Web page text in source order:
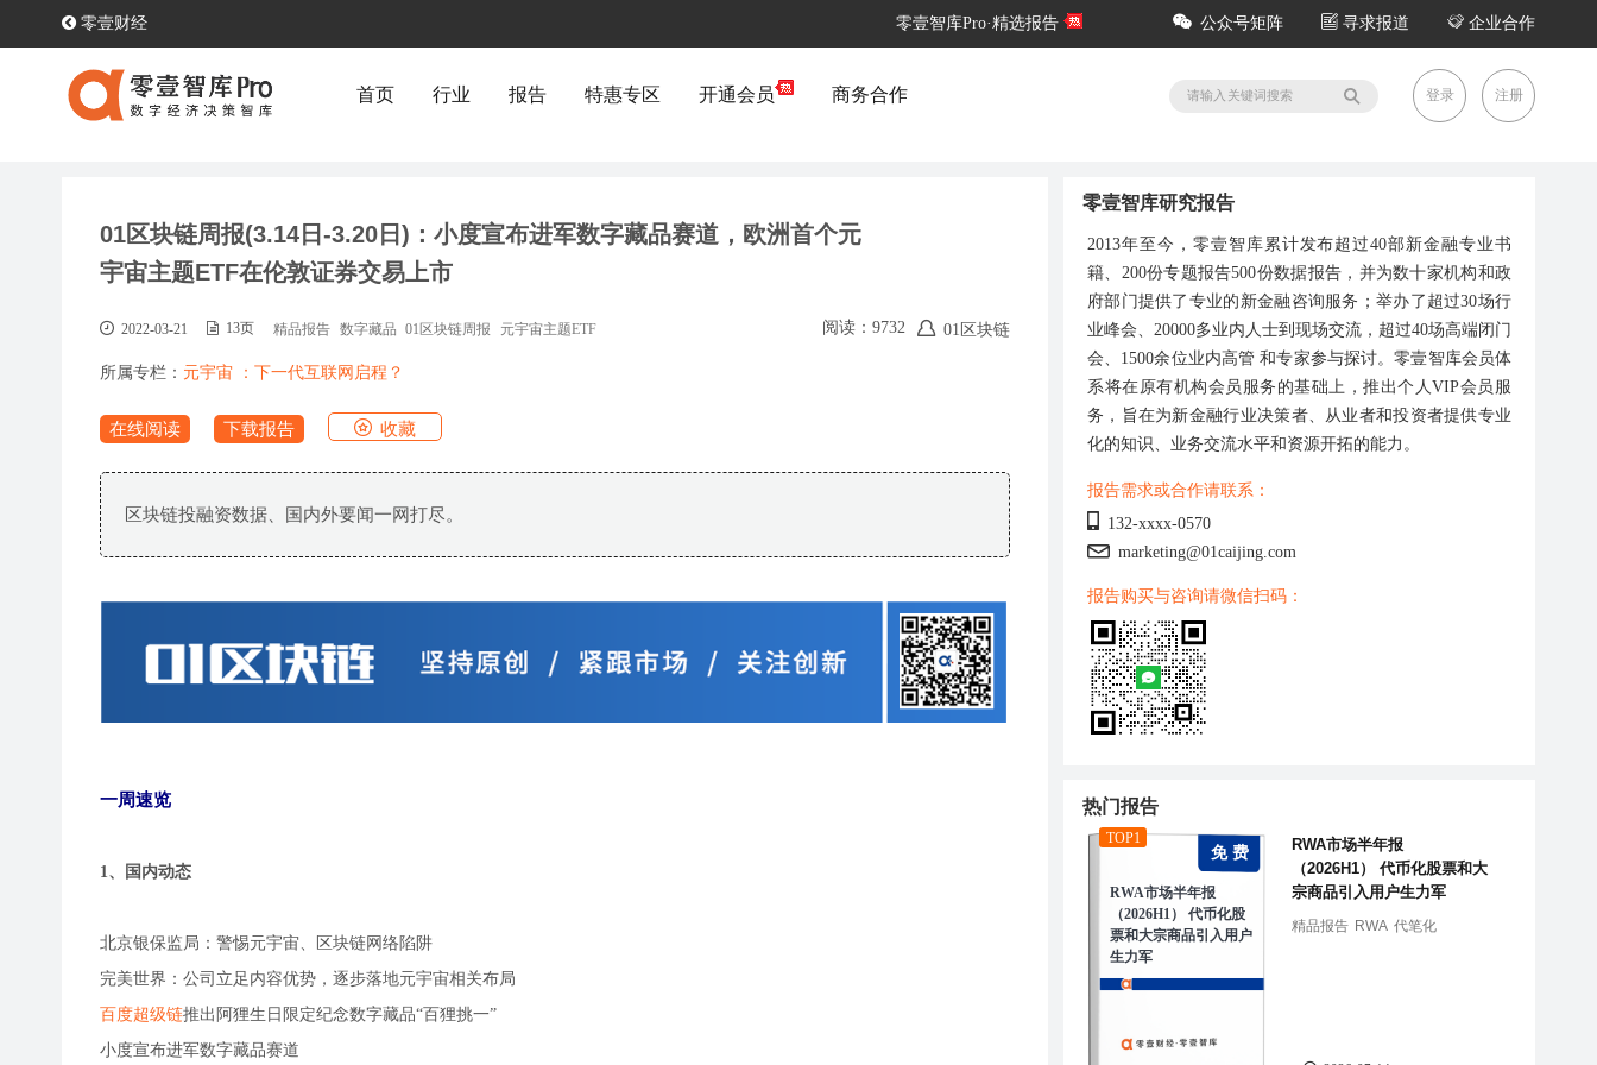
零壹财经 零壹智库Pro·精选报告 公众号矩阵 寻求报道 企业合作
首页 行业 报告 特惠专区 开通会员 商务合作 登录 注册
01区块链周报(3.14日-3.20日)：小度宣布进军数字藏品赛道，欧洲首个元
宇宙主题ETF在伦敦证券交易上市
2022-03-21 13页 精品报告 数字藏品 01区块链周报 元宇宙主题ETF 阅读：9732 01区块链
所属专栏： 元宇宙 ：下一代互联网启程？
在线阅读 下载报告 收藏
区块链投融资数据、国内外要闻一网打尽。
一周速览
1、国内动态
北京银保监局：警惕元宇宙、区块链网络陷阱
完美世界：公司立足内容优势，逐步落地元宇宙相关布局
百度超级链推出阿狸生日限定纪念数字藏品“百狸挑一”
小度宣布进军数字藏品赛道
零壹智库研究报告
2013年至今，零壹智库累计发布超过40部新金融专业书
籍、200份专题报告500份数据报告，并为数十家机构和政
府部门提供了专业的新金融咨询服务；举办了超过30场行
业峰会、20000多业内人士到现场交流，超过40场高端闭门
会、1500余位业内高管 和专家参与探讨。零壹智库会员体
系将在原有机构会员服务的基础上，推出个人VIP会员服
务，旨在为新金融行业决策者、从业者和投资者提供专业
化的知识、业务交流水平和资源开拓的能力。
报告需求或合作请联系：
132-xxxx-0570
marketing@01caijing.com
报告购买与咨询请微信扫码：
热门报告
TOP1
免 费
RWA市场半年报
（2026H1） 代币化股
票和大宗商品引入用户
生力军
RWA市场半年报
（2026H1） 代币化股票和大
宗商品引入用户生力军
精品报告 RWA 代笔化